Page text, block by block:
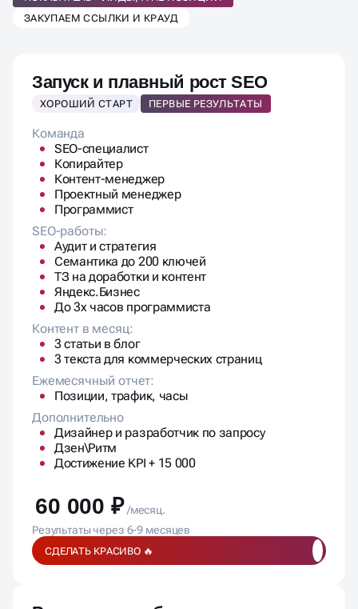
ЗАКУПАЕМ ССЫЛКИ И КРАУД
Запуск и плавный рост SEO
ХОРОШИЙ СТАРТ ПЕРВЫЕ РЕЗУЛЬТАТЫ
Команда
SEO-специалист
Копирайтер
Контент-менеджер
Проектный менеджер
Программист
SEO-работы:
Аудит и стратегия
Семантика до 200 ключей
ТЗ на доработки и контент
Яндекс.Бизнес
До 3х часов программиста
Контент в месяц:
3 статьи в блог
3 текста для коммерческих страниц
Ежемесячный отчет:
Позиции, трафик, часы
Дополнительно
Дизайнер и разработчик по запросу
Дзен\Ритм
Достижение KPI + 15 000
60 000 ₽ /месяц.
Результаты через 6-9 месяцев
СДЕЛАТЬ КРАСИВО 🔥